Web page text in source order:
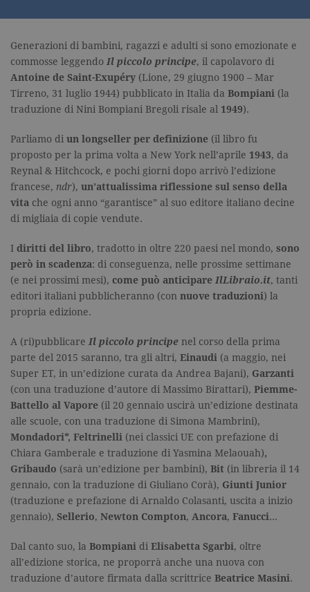
Generazioni di bambini, ragazzi e adulti si sono emozionate e
commosse leggendo Il piccolo principe, il capolavoro di
Antoine de Saint-Exupéry (Lione, 29 giugno 1900 – Mar
Tirreno, 31 luglio 1944) pubblicato in Italia da Bompiani (la
traduzione di Nini Bompiani Bregoli risale al 1949).
Parliamo di un longseller per definizione (il libro fu
proposto per la prima volta a New York nell’aprile 1943, da
Reynal & Hitchcock, e pochi giorni dopo arrivò l’edizione
francese, ndr), un’attualissima riflessione sul senso della
vita che ogni anno “garantisce” al suo editore italiano decine
di migliaia di copie vendute.
I diritti del libro, tradotto in oltre 220 paesi nel mondo, sono
però in scadenza: di conseguenza, nelle prossime settimane
(e nei prossimi mesi), come può anticipare IlLibraio.it, tanti
editori italiani pubblicheranno (con nuove traduzioni) la
propria edizione.
A (ri)pubblicare Il piccolo principe nel corso della prima
parte del 2015 saranno, tra gli altri, Einaudi (a maggio, nei
Super ET, in un’edizione curata da Andrea Bajani), Garzanti
(con una traduzione d’autore di Massimo Birattari), Piemme-
Battello al Vapore (il 20 gennaio uscirà un’edizione destinata
alle scuole, con una traduzione di Simona Mambrini),
Mondadori*, Feltrinelli (nei classici UE con prefazione di
Chiara Gamberale e traduzione di Yasmina Melaouah),
Gribaudo (sarà un’edizione per bambini), Bit (in libreria il 14
gennaio, con la traduzione di Giuliano Corà), Giunti Junior
(traduzione e prefazione di Arnaldo Colasanti, uscita a inizio
gennaio), Sellerio, Newton Compton, Ancora, Fanucci…
Dal canto suo, la Bompiani di Elisabetta Sgarbi, oltre
all’edizione storica, ne proporrà anche una nuova con
traduzione d’autore firmata dalla scrittrice Beatrice Masini.